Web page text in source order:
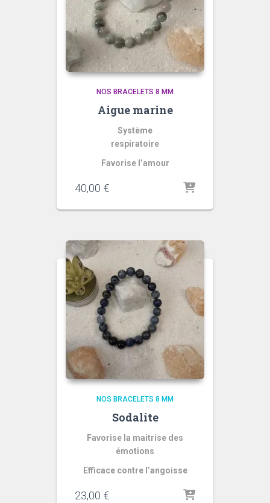
NOS BRACELETS 8 MM
Aigue marine
Système
respiratoire
Favorise l’amour
40,00 €
NOS BRACELETS 8 MM
Sodalite
Favorise la maitrise des
émotions
Efficace contre l’angoisse
23,00 €